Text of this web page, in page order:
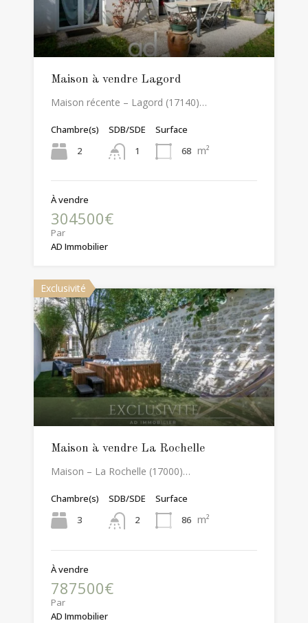
Maison à vendre Lagord
Maison récente – Lagord (17140)…
Chambre(s)
2
SDB/SDE
1
Surface
68 m²
À vendre
304500€
Par
AD Immobilier
Exclusivité
Maison à vendre La Rochelle
Maison – La Rochelle (17000)…
Chambre(s)
3
SDB/SDE
2
Surface
86 m²
À vendre
787500€
Par
AD Immobilier